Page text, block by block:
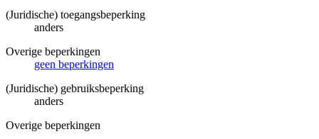
(Juridische) toegangsbeperking
anders
Overige beperkingen
geen beperkingen
(Juridische) gebruiksbeperking
anders
Overige beperkingen